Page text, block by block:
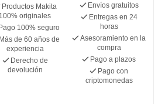
Productos Makita
100% originales
100% seguro
Más de 60 años de
experiencia
Derecho de
devolución
Envíos gratuitos
Entregas en 24
horas
Asesoramiento en la
compra
Pago a plazos
Pago con
criptomonedas